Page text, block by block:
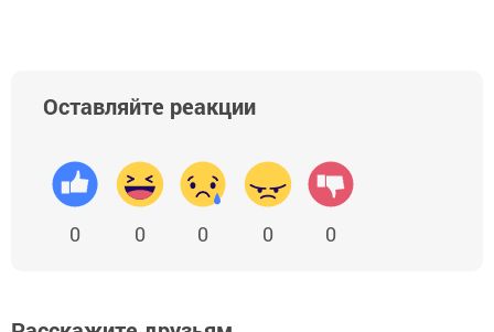
Оставляйте реакции
0 0 0 0 0